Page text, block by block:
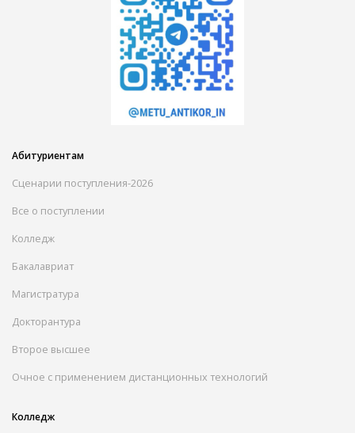
Абитуриентам
Сценарии поступления-2026
Все о поступлении
Колледж
Бакалавриат
Магистратура
Докторантура
Второе высшее
Очное с применением дистанционных технологий
Колледж